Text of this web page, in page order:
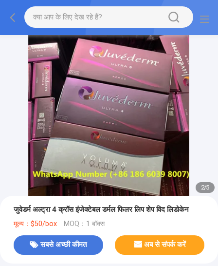
2/5
जुवेडर्म अल्ट्रा 4 क्रॉस इंजेक्टेबल डर्मल फिलर लिप शेप विद लिडोकेन
मूल्य：$50/box MOQ：1 बॉक्स
सबसे अच्छी कीमत अब से संपर्क करें